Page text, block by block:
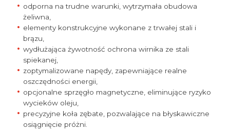
odporna na trudne warunki, wytrzymała obudowa
żeliwna,
elementy konstrukcyjne wykonane z trwałej stali i
brązu,
wydłużająca żywotność ochrona wirnika ze stali
spiekanej,
zoptymalizowane napędy, zapewniające realne
oszczędności energii,
opcjonalne sprzęgło magnetyczne, eliminujące ryzyko
wycieków oleju,
precyzyjne koła zębate, pozwalające na błyskawiczne
osiągnięcie próżni.